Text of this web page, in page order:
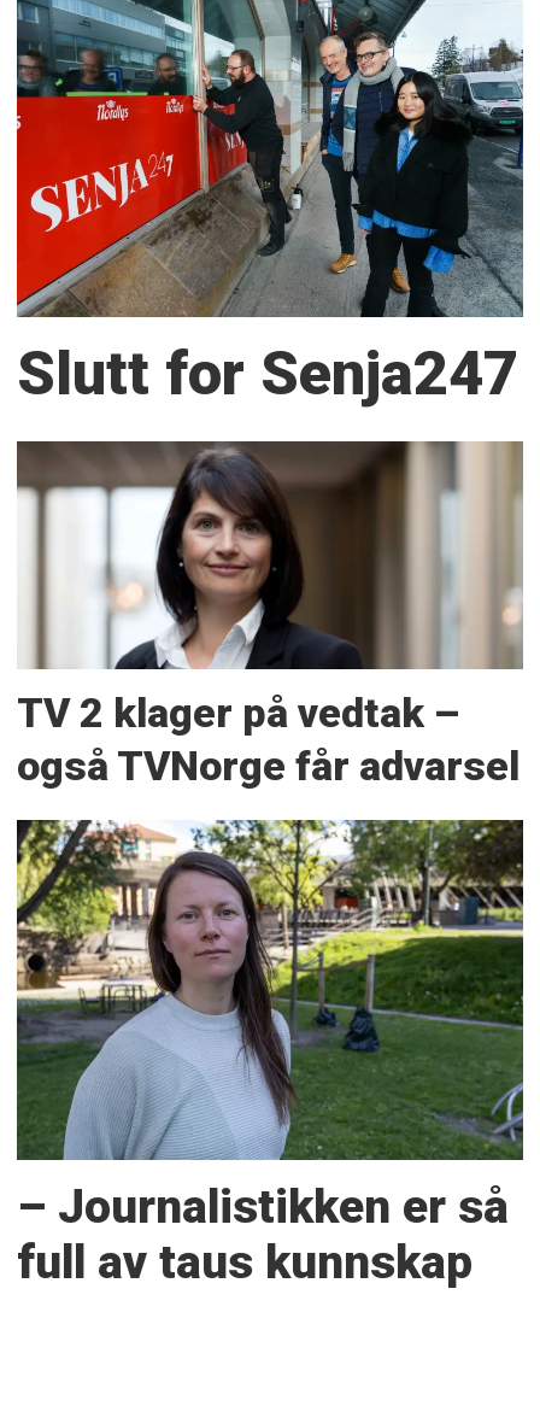
Slutt for Senja247
TV 2 klager på vedtak –
også TVNorge får advarsel
– Journalistikken er så
full av taus kunnskap